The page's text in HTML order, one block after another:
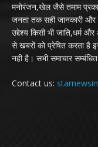
मनोरंजन,खेल जैसे तमाम प्रकार
जनता तक सही जानकारी और
उद्देश्य किसी भी जाति,धर्म
से खबरों को प्रेषित करता है
नही है। सभी समाचार
Contact us: